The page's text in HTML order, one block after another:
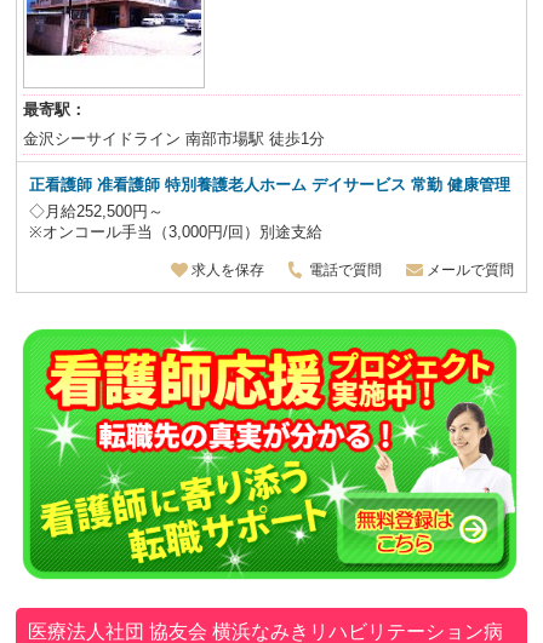
最寄駅：
金沢シーサイドライン 南部市場駅 徒歩1分
正看護師 准看護師 特別養護老人ホーム デイサービス常勤 健康管理
◇月給252,500円～
※オンコール手当（3,000円/回）別途支給
求人を保存 電話で質問 メールで質問
医療法人社団 協友会横浜なみきリハビリテーション病